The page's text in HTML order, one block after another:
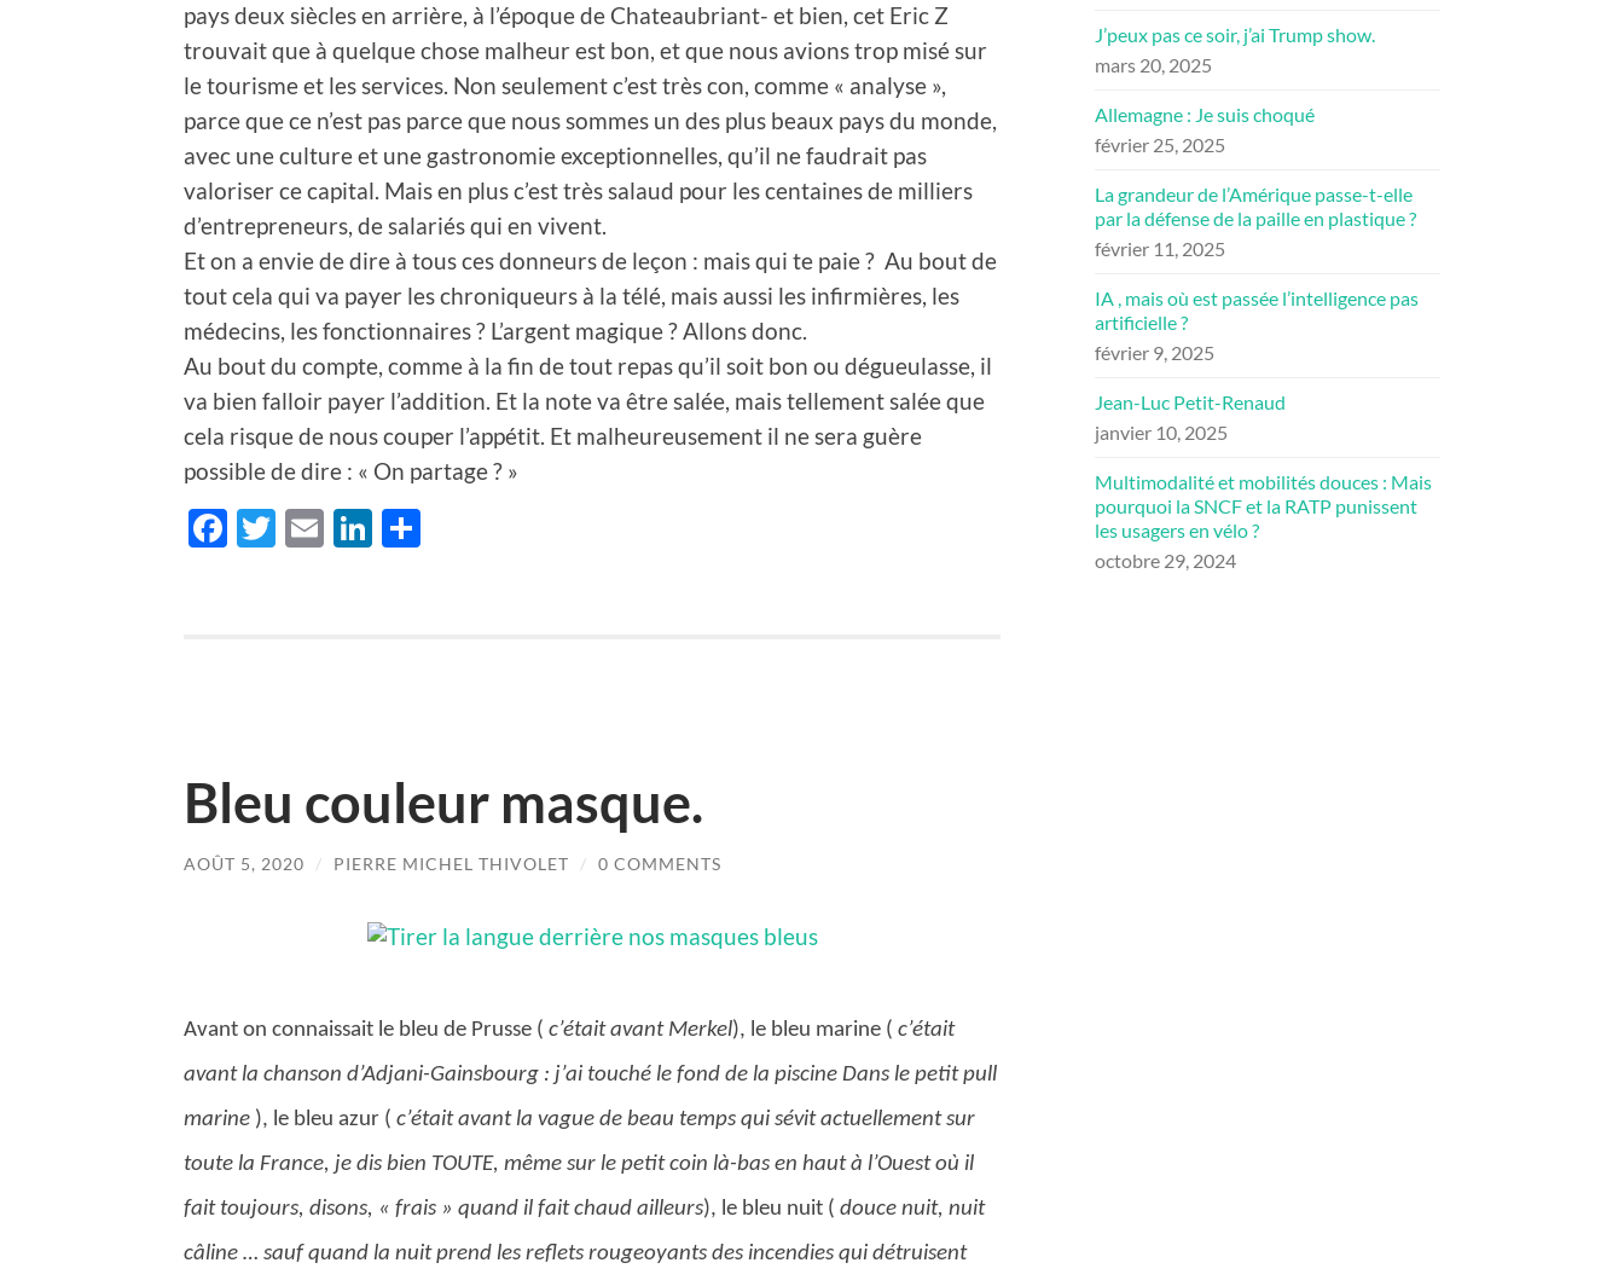
pays deux siècles en arrière, à l’époque de Chateaubriant- et bien, cet Eric Z
trouvait que à quelque chose malheur est bon, et que nous avions trop misé sur
le tourisme et les services. Non seulement c’est très con, comme « analyse »,
parce que ce n’est pas parce que nous sommes un des plus beaux pays du monde,
avec une culture et une gastronomie exceptionnelles, qu’il ne faudrait pas
valoriser ce capital. Mais en plus c’est très salaud pour les centaines de milliers
d’entrepreneurs, de salariés qui en vivent.
Et on a envie de dire à tous ces donneurs de leçon : mais qui te paie ? Au bout de
tout cela qui va payer les chroniqueurs à la télé, mais aussi les infirmières, les
médecins, les fonctionnaires ? L’argent magique ? Allons donc.
Au bout du compte, comme à la fin de tout repas qu’il soit bon ou dégueulasse, il
va bien falloir payer l’addition. Et la note va être salée, mais tellement salée que
cela risque de nous couper l’appétit. Et malheureusement il ne sera guère
possible de dire : « On partage ? »
Facebook
Twitter
EmailLinkedIn
Bleu couleur masque.
AOÛT 5, 2020 / PIERRE MICHEL THIVOLET / 0 COMMENTS
Avant on connaissait le bleu de Prusse ( c’était avant Merkel), le bleu marine ( c’était
avant la chanson d’Adjani-Gainsbourg : j’ai touché le fond de la piscine Dans le petit pull
marine ), le bleu azur ( c’était avant la vague de beau temps qui sévit actuellement sur
toute la France, je dis bien TOUTE, même sur le petit coin là-bas en haut à l’Ouest où il
fait toujours, disons, « frais » quand il fait chaud ailleurs), le bleu nuit ( douce nuit, nuit
câline … sauf quand la nuit prend les reflets rougeoyants des incendies qui détruisent
J’peux pas ce soir, j’ai Trump show.
mars 20, 2025
Allemagne : Je suis choqué
février 25, 2025
La grandeur de l’Amérique passe-t-elle
par la défense de la paille en plastique ?
février 11, 2025
IA , mais où est passée l’intelligence pas
artificielle ?
février 9, 2025
Jean-Luc Petit-Renaud
janvier 10, 2025
Multimodalité et mobilités douces : Mais
pourquoi la SNCF et la RATP punissent
les usagers en vélo ?
octobre 29, 2024